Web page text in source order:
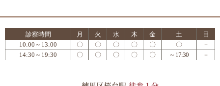
診察時間 月 火 水 木 金 土
日
10:00～13:00
〇 〇 〇 〇 〇 〇
－
14:30～19:30
〇 〇 〇 〇 〇 ～17:30 －